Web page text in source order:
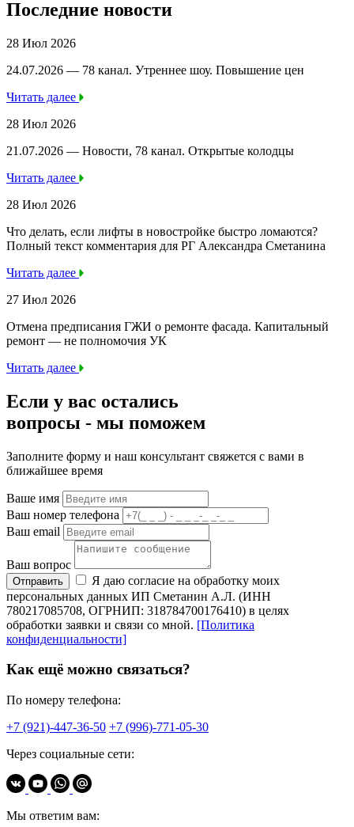
Последние новости
28 Июл 2026
24.07.2026 — 78 канал. Утреннее шоу. Повышение цен
Читать далее
28 Июл 2026
21.07.2026 — Новости, 78 канал. Открытые колодцы
Читать далее
28 Июл 2026
Что делать, если лифты в новостройке быстро ломаются?
Полный текст комментария для РГ Александра Сметанина
Читать далее
27 Июл 2026
Отмена предписания ГЖИ о ремонте фасада. Капитальный
ремонт — не полномочия УК
Читать далее
Если у вас остались
вопросы - мы поможем
Заполните форму и наш консультант свяжется с вами в
ближайшее время
Ваше имя
Ваш номер телефона
Ваш email
Ваш вопрос
Отправить
Я даю согласие на обработку моих
персональных данных ИП Сметанин А.Л. (ИНН
780217085708, ОГРНИП: 318784700176410) в целях
обработки заявки и связи со мной. [Политика
конфиденциальности]
Как ещё можно связаться?
По номеру телефона:
+7 (921)-447-36-50 +7 (996)-771-05-30
Через социальные сети:
Мы ответим вам: